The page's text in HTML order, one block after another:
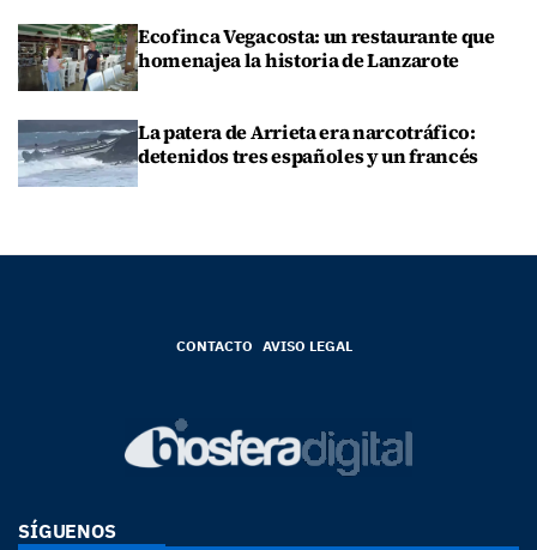
Ecofinca Vegacosta: un restaurante que
homenajea la historia de Lanzarote
La patera de Arrieta era narcotráfico:
detenidos tres españoles y un francés
CONTACTO AVISO LEGAL
SÍGUENOS